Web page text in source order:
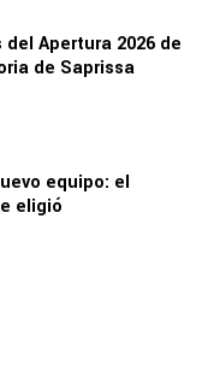
Apertura 2026 de
de Saprissa
equipo: el
eligió